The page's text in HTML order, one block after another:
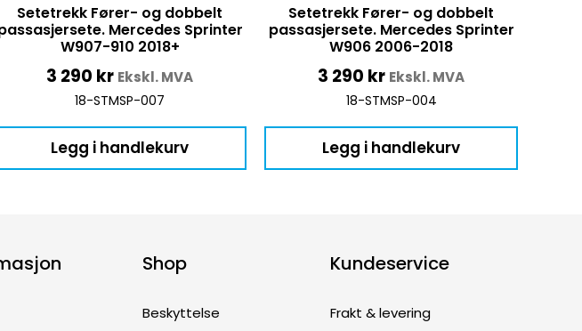
Setetrekk Fører- og dobbelt
Mercedes Sprinter
W907-910 2018+
3 290 kr Ekskl. MVA
18-STMSP-007
Legg i handlekurv
Setetrekk Fører- og dobbelt
passasjersete. Mercedes Sprinter
W906 2006-2018
3 290 kr Ekskl. MVA
18-STMSP-004
Legg i handlekurv
Shop
Beskyttelse
Kundeservice
Frakt & levering